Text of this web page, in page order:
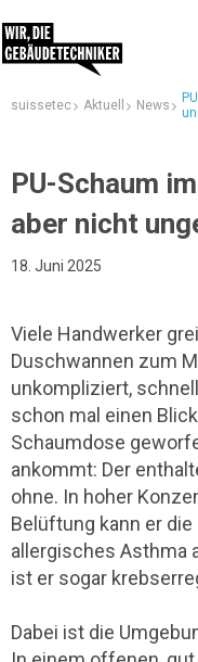
suissetec Aktuell News
PU-Schaum
aber nicht
18. Juni 2025
Viele Handwerker
Duschwannen zum
unkompliziert,
schon mal einen
Schaumdose
ankommt: Der
ohne. In hoher
Belüftung kann er
allergisches Asthma
ist er sogar
Dabei ist die